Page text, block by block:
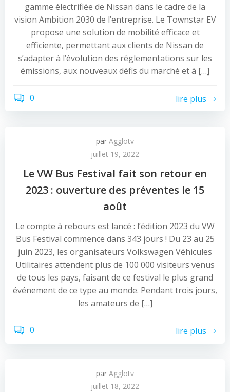
gamme électrifiée de Nissan dans le cadre de la
vision Ambition 2030 de l’entreprise. Le Townstar EV
propose une solution de mobilité efficace et
efficiente, permettant aux clients de Nissan de
s’adapter à l’évolution des réglementations sur les
émissions, aux nouveaux défis du marché et à […]
0 lire plus
par Agglotv
juillet 19, 2022
Le VW Bus Festival fait son retour en
2023 : ouverture des préventes le 15
août
Le compte à rebours est lancé : l’édition 2023 du VW
Bus Festival commence dans 343 jours ! Du 23 au 25
juin 2023, les organisateurs Volkswagen Véhicules
Utilitaires attendent plus de 100 000 visiteurs venus
de tous les pays, faisant de ce festival le plus grand
événement de ce type au monde. Pendant trois jours,
les amateurs de […]
0 lire plus
par Agglotv
juillet 18, 2022